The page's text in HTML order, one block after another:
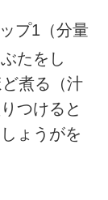
プ1（分量
たをし
煮る（汁
つけると
ょうがを